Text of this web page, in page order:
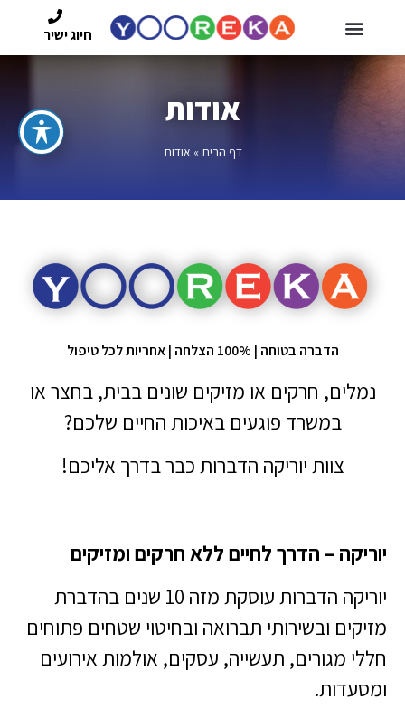
חיוג ישיר
אודות
דף הבית » אודות
הדברה בטוחה | 100% הצלחה | אחריות לכל טיפול
נמלים, חרקים או מזיקים שונים בבית, בחצר או
במשרד פוגעים באיכות החיים שלכם?
צוות יוריקה הדברות כבר בדרך אליכם!
יוריקה – הדרך לחיים ללא חרקים ומזיקים
יוריקה הדברות עוסקת מזה 10 שנים בהדברת
מזיקים ובשירותי תברואה ובחיטוי שטחים פתוחים
חללי מגורים, תעשייה, עסקים, אולמות אירועים
ומסעדות.